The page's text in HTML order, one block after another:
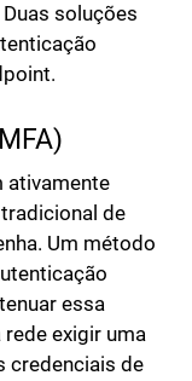
soluções
ativamente
de
Um método
essa
rede exigir uma
credenciais de